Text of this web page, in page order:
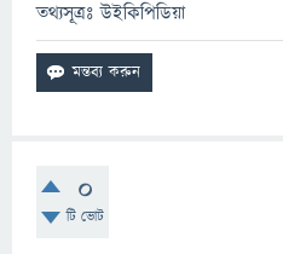
তথ্যসূত্রঃ উইকিপিডিয়া
0
টি ভোট